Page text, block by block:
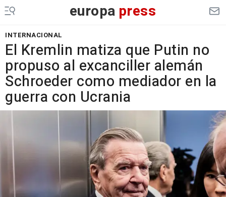
europa press
INTERNACIONAL
El Kremlin matiza que Putin no
propuso al excanciller alemán
Schroeder como mediador en la
guerra con Ucrania